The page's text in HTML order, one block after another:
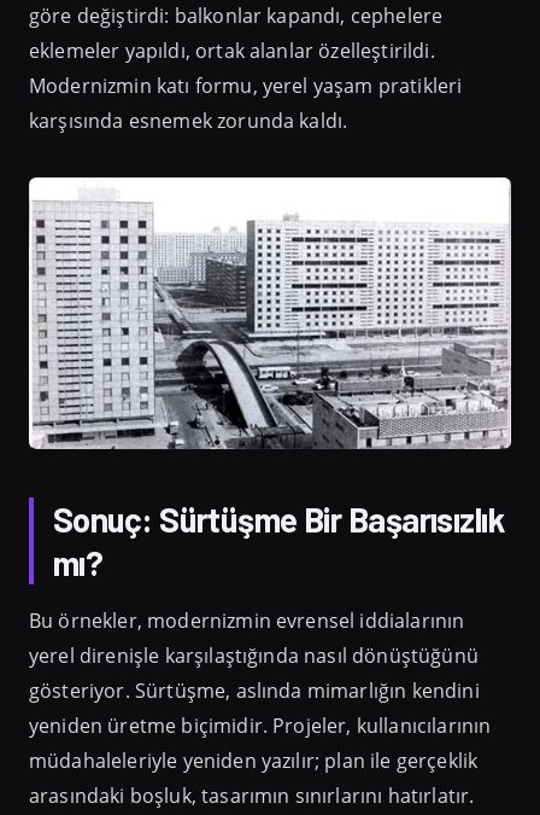
göre değiştirdi: balkonlar kapandı, cephelere
eklemeler yapıldı, ortak alanlar özelleştirildi.
Modernizmin katı formu, yerel yaşam pratikleri
karşısında esnemek zorunda kaldı.
Sonuç: Sürtüşme Bir Başarısızlık
mı?
Bu örnekler, modernizmin evrensel iddialarının
yerel direnişle karşılaştığında nasıl dönüştüğünü
gösteriyor. Sürtüşme, aslında mimarlığın kendini
yeniden üretme biçimidir. Projeler, kullanıcılarının
müdahaleleriyle yeniden yazılır; plan ile gerçeklik
arasındaki boşluk, tasarımın sınırlarını hatırlatır.